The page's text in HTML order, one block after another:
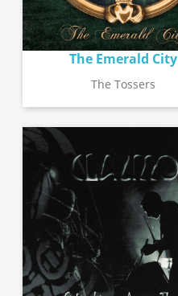
The Emerald City
The Tossers